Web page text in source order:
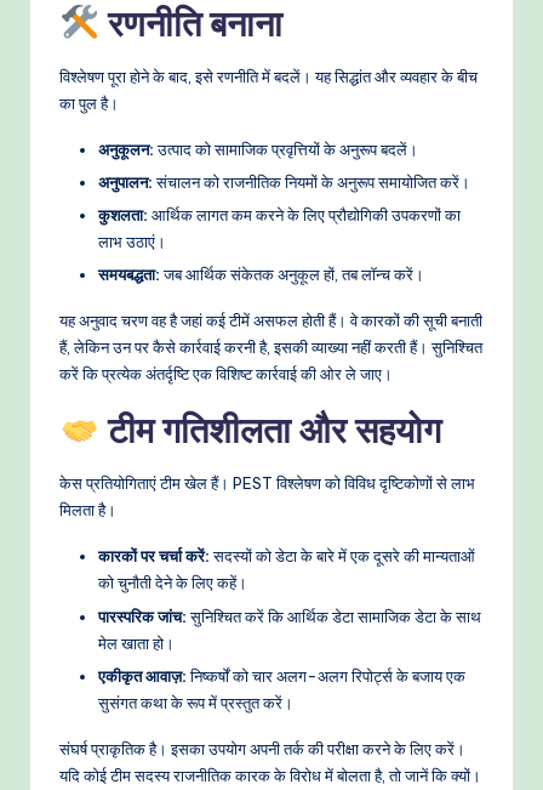
रणनीति बनाना
विश्लेषण पूरा होने के बाद, इसे रणनीति में बदलें। यह सिद्धांत और व्यवहार के बीच
का पुल है।
अनुकूलन:उत्पाद को सामाजिक प्रवृत्तियों के अनुरूप बदलें।
अनुपालन:संचालन को राजनीतिक नियमों के अनुरूप समायोजित करें।
कुशलता: आर्थिक लागत कम करने के लिए प्रौद्योगिकी उपकरणों का
लाभ उठाएं।
समयबद्धता:जब आर्थिक संकेतक अनुकूल हों, तब लॉन्च करें।
यह अनुवाद चरण वह है जहां कई टीमें असफल होती हैं। वे कारकों की सूची बनाती
हैं, लेकिन उन पर कैसे कार्रवाई करनी है, इसकी व्याख्या नहीं करती हैं। सुनिश्चित
करें कि प्रत्येक अंतर्दृष्टि एक विशिष्ट कार्रवाई की ओर ले जाए।
टीम गतिशीलता और सहयोग
केस प्रतियोगिताएं टीम खेल हैं। PEST विश्लेषण को विविध दृष्टिकोणों से लाभ
मिलता है।
कारकों पर चर्चा करें:सदस्यों को डेटा के बारे में एक दूसरे की मान्यताओं
को चुनौती देने के लिए कहें।
पारस्परिक जांच:सुनिश्चित करें कि आर्थिक डेटा सामाजिक डेटा के साथ
मेल खाता हो।
एकीकृत आवाज़:निष्कर्षों को चार अलग-अलग रिपोर्ट्स के बजाय एक
सुसंगत कथा के रूप में प्रस्तुत करें।
संघर्ष प्राकृतिक है। इसका उपयोग अपनी तर्क की परीक्षा करने के लिए करें।
यदि कोई टीम सदस्य राजनीतिक कारक के विरोध में बोलता है, तो जानें कि क्यों।